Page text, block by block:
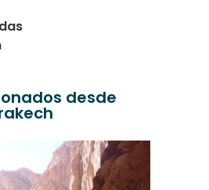
desde